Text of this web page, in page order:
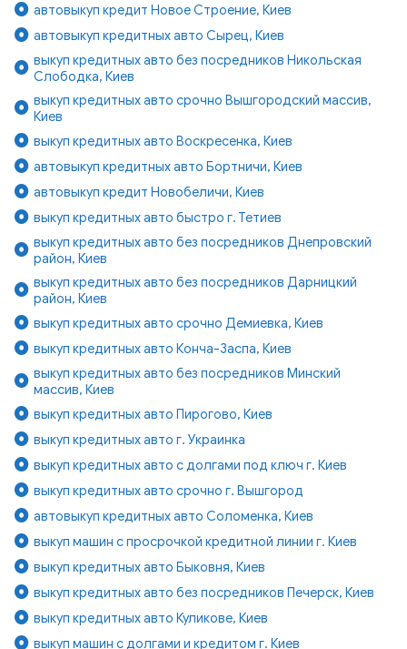
автовыкуп кредит Новое Строение, Киев
автовыкуп кредитных авто Сырец, Киев
выкуп кредитных авто без посредников Никольская
Слободка, Киев
выкуп кредитных авто срочно Вышгородский массив,
Киев
выкуп кредитных авто Воскресенка, Киев
автовыкуп кредитных авто Бортничи, Киев
автовыкуп кредит Новобеличи, Киев
выкуп кредитных авто быстро г. Тетиев
выкуп кредитных авто без посредников Днепровский
район, Киев
выкуп кредитных авто без посредников Дарницкий
район, Киев
выкуп кредитных авто срочно Демиевка, Киев
выкуп кредитных авто Конча-Заспа, Киев
выкуп кредитных авто без посредников Минский
массив, Киев
выкуп кредитных авто Пирогово, Киев
выкуп кредитных авто г. Украинка
выкуп кредитных авто с долгами под ключ г. Киев
выкуп кредитных авто срочно г. Вышгород
автовыкуп кредитных авто Соломенка, Киев
выкуп машин с просрочкой кредитной линии г. Киев
выкуп кредитных авто Быковня, Киев
выкуп кредитных авто без посредников Печерск, Киев
выкуп кредитных авто Куликове, Киев
выкуп машин с долгами и кредитом г. Киев